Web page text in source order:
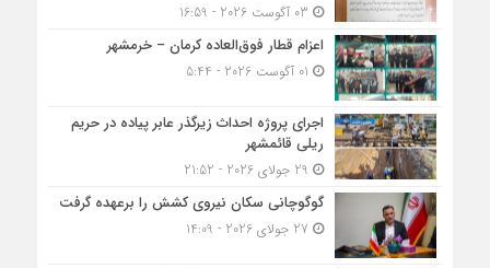
اعزام قطار فوق‌العاده کرمان – خرمشهر
اجرای پروژه احداث زیرگذر عابر پیاده در حریم
ریلی قائمشهر
گوگوچانی سکان نیروی کشش را برعهده گرفت